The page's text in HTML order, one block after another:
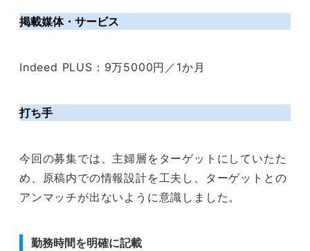
掲載媒体・サービス
Indeed PLUS：9万5000円／1か月
打ち手
今回の募集では、主婦層をターゲットにしていたた
め、原稿内での情報設計を工夫し、ターゲットとの
アンマッチが出ないように意識しました。
勤務時間を明確に記載